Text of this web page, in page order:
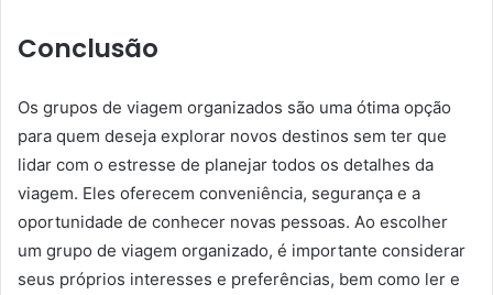
Conclusão
Os grupos de viagem organizados são uma ótima opção
para quem deseja explorar novos destinos sem ter que
lidar com o estresse de planejar todos os detalhes da
viagem. Eles oferecem conveniência, segurança e a
oportunidade de conhecer novas pessoas. Ao escolher
um grupo de viagem organizado, é importante considerar
seus próprios interesses e preferências, bem como ler e